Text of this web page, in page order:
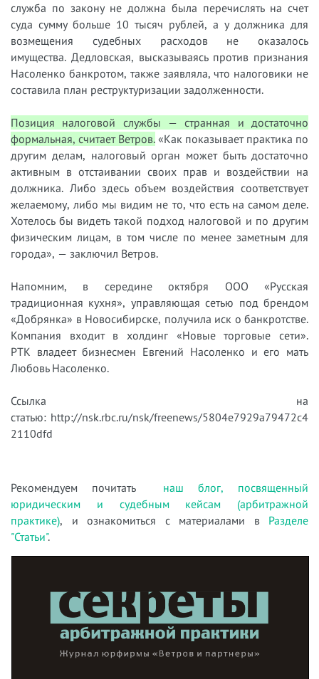
служба по закону не должна была перечислять на счет
суда сумму больше 10 тысяч рублей, а у должника для
возмещения судебных расходов не оказалось
имущества. Дедловская, высказываясь против признания
Насоленко банкротом, также заявляла, что налоговики не
составила план реструктуризации задолженности.
Позиция налоговой службы — странная и достаточно
формальная, считает Ветров. «Как показывает практика по
другим делам, налоговый орган может быть достаточно
активным в отстаивании своих прав и воздействии на
должника. Либо здесь объем воздействия соответствует
желаемому, либо мы видим не то, что есть на самом деле.
Хотелось бы видеть такой подход налоговой и по другим
физическим лицам, в том числе по менее заметным для
города», — заключил Ветров.
Напомним, в середине октября ООО «Русская
традиционная кухня», управляющая сетью под брендом
«Добрянка» в Новосибирске, получила иск о банкротстве.
Компания входит в холдинг «Новые торговые сети».
РТК владеет бизнесмен Евгений Насоленко и его мать
Любовь Насоленко.
Ссылка на
статью: http://nsk.rbc.ru/nsk/freenews/5804e7929a79472c4
2110dfd
Рекомендуем почитать наш блог, посвященный
юридическим и судебным кейсам (арбитражной
практике), и ознакомиться с материалами в Разделе
"Статьи".